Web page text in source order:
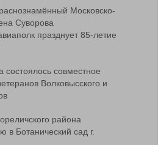
Московско-
Суворова
празднует 85-летие
состоялось совместное
Волковысского и
района
в Ботанический сад г.